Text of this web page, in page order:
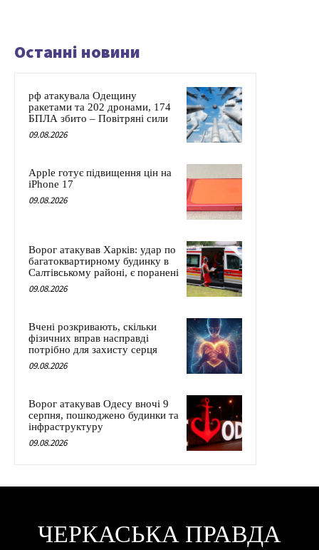
Останні новини
рф атакувала Одещину
ракетами та 202 дронами, 174
БПЛА збито – Повітряні сили
09.08.2026
Apple готує підвищення цін на
iPhone 17
09.08.2026
Ворог атакував Харків: удар по
багатоквартирному будинку в
Салтівському районі, є поранені
09.08.2026
Вчені розкривають, скільки
фізичних вправ насправді
потрібно для захисту серця
09.08.2026
Ворог атакував Одесу вночі 9
серпня, пошкоджено будинки та
інфраструктуру
09.08.2026
ЧЕРКАСЬКА ПРАВДА